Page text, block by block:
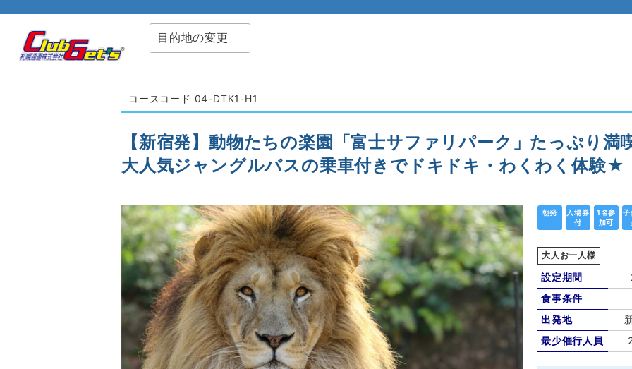
目的地の変更
コースコード 04-DTK1-H1
【新宿発】動物たちの楽園「富士サファリパーク」たっぷり満
大人気ジャングルバスの乗車付きでドキドキ・わくわく体験
朝発
入場券
付
1名参
加可
子
大人お一人様
設定期間
食事条件
出発地
最少催行人員